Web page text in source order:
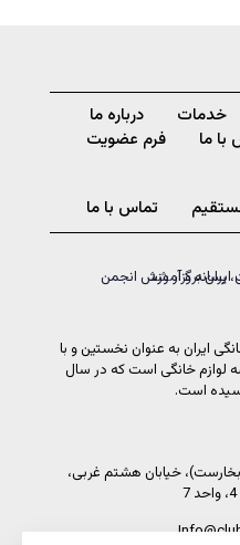
خدمات
درباره ما
با ما فرم عضویت
تماس با ما
ایران به عنوان نخستین و با
لوازم خانگی است که در سال
خیابان هشتم غربی،